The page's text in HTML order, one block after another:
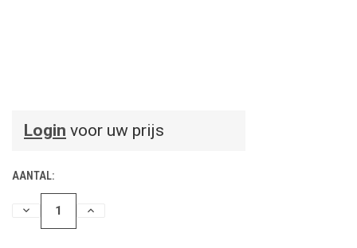
Login voor uw prijs
AANTAL:
HOEVEELHEIDHOEVEELHEID